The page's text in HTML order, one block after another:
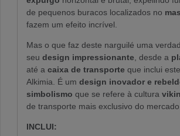
de pequenos buracos localizados no
fazem um efeito incrível.
Mas o que faz deste narguilé uma
seu design impressionante, desde a
até a caixa de transporte que inclui
Alkimia. É um design inovador e
simbolismo que se refere à cultura
de transporte mais exclusivo do
INCLUI: